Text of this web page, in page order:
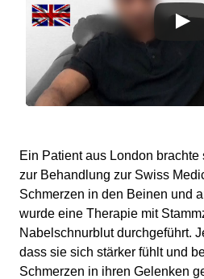
Ein Patient aus London
zur Behandlung zur Swiss
Schmerzen in den Beinen und
wurde eine Therapie mit
Nabelschnurblut durchgeführt.
dass sie sich stärker fühlt und
Schmerzen in ihren Gelenken